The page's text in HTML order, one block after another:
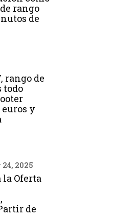
rango
de
rango de
todo
euros y
24, 2025
la Oferta
de